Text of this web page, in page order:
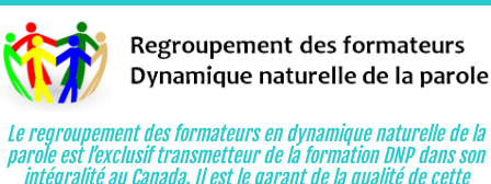
Le regroupement des formateurs en dynamique naturelle de la
parole est l’exclusif transmetteur de la formation DNP dans son
intégralité au Canada. Il est le garant de la qualité de cette